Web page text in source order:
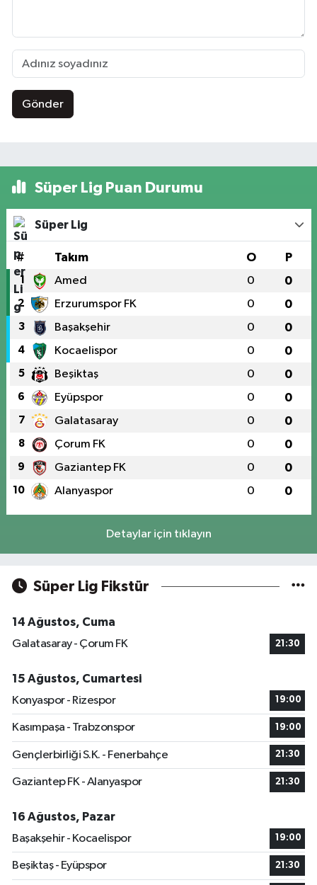
Gönder
Süper Lig Puan Durumu
Süper Lig
# Takım O P
1 Amed 0 0
2 Erzurumspor FK 0 0
3 Başakşehir 0 0
4 Kocaelispor 0 0
5 Beşiktaş 0 0
6 Eyüpspor 0 0
7 Galatasaray 0 0
8 Çorum FK 0 0
9 Gaziantep FK 0 0
10 Alanyaspor 0 0
Detaylar için tıklayın
Süper Lig Fikstür
14 Ağustos, Cuma
Galatasaray - Çorum FK
21:30
15 Ağustos, Cumartesi
Konyaspor - Rizespor
19:00
Kasımpaşa - Trabzonspor 19:00
Gençlerbirliği S.K. - Fenerbahçe 21:30
Gaziantep FK - Alanyaspor 21:30
16 Ağustos, Pazar
Başakşehir - Kocaelispor
19:00
Beşiktaş - Eyüpspor 21:30